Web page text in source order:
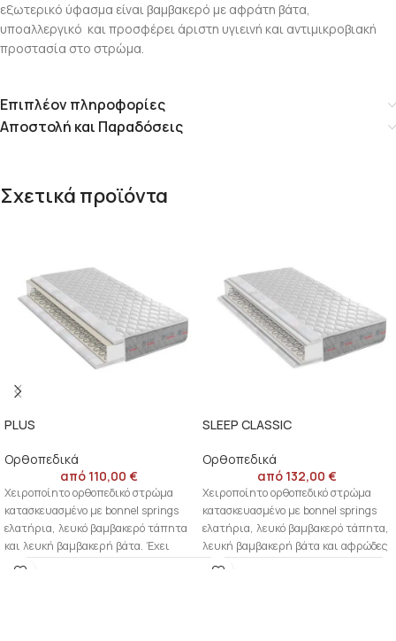
εξωτερικό ύφασμα είναι βαμβακερό με αφράτη βάτα,
υποαλλεργικό και προσφέρει άριστη υγιεινή και αντιμικροβιακή
προστασία στο στρώμα.
Επιπλέον πληροφορίες
Αποστολή και Παραδόσεις
Σχετικά προϊόντα
PLUS
Oρθοπεδικά
από 110,00 €
Χειροποίητο ορθοπεδικό στρώμα
κατασκευασμένο με bonnel springs
ελατήρια, λευκό βαμβακερό τάπητα
και λευκή βαμβακερή βάτα. Έχει
εξαερισμούς για να διευκολύνεται
SLEEP CLASSIC
Oρθοπεδικά
από 132,00 €
Χειροποίητο ορθοπεδικό στρώμα
κατασκευασμένο με bonnel springs
ελατήρια, λευκό βαμβακερό τάπητα,
λευκή βαμβακερή βάτα και αφρώδες
υλικό. Έχει εξαερισμούς για